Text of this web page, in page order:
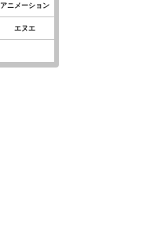
アニメーション
エヌエ